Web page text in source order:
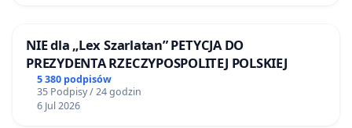
NIE dla „Lex Szarlatan” PETYCJA DO
PREZYDENTA RZECZYPOSPOLITEJ POLSKIEJ
5 380 podpisów
35 Podpisy / 24 godzin
6 Jul 2026